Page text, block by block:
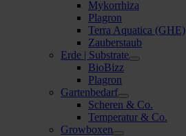
Mykorrhiza
Plagron
Terra Aquatica (GHE)
Zauberstaub
Erde | Substrate
BioBizz
Plagron
Gartenbedarf
Scheren & Co.
Temperatur & Co.
Growboxen